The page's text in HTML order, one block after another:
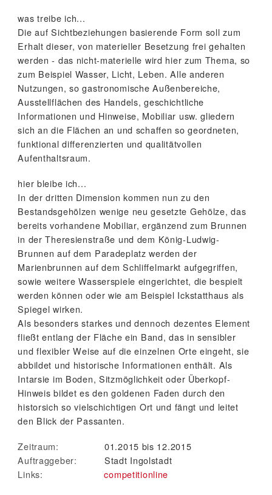
was treibe ich...
Die auf Sichtbeziehungen basierende Form soll zum
Erhalt dieser, von materieller Besetzung frei gehalten
werden - das nicht-materielle wird hier zum Thema, so
zum Beispiel Wasser, Licht, Leben. Alle anderen
Nutzungen, so gastronomische Außenbereiche,
Ausstellflächen des Handels, geschichtliche
Informationen und Hinweise, Mobiliar usw. gliedern
sich an die Flächen an und schaffen so geordneten,
funktional differenzierten und qualitätvollen
Aufenthaltsraum.
hier bleibe ich...
In der dritten Dimension kommen nun zu den
Bestandsgehölzen wenige neu gesetzte Gehölze, das
bereits vorhandene Mobiliar, ergänzend zum Brunnen
in der Theresienstraße und dem König-Ludwig-
Brunnen auf dem Paradeplatz werden der
Marienbrunnen auf dem Schliffelmarkt aufgegriffen,
sowie weitere Wasserspiele eingerichtet, die bespielt
werden können oder wie am Beispiel Ickstatthaus als
Spiegel wirken.
Als besonders starkes und dennoch dezentes Element
fließt entlang der Fläche ein Band, das in sensibler
und flexibler Weise auf die einzelnen Orte eingeht, sie
abbildet und historische Informationen enthält. Als
Intarsie im Boden, Sitzmöglichkeit oder Überkopf-
Hinweis bildet es den goldenen Faden durch den
historsich so vielschichtigen Ort und fängt und leitet
den Blick der Passanten.
Zeitraum:
01.2015 bis 12.2015
Auftraggeber:
Stadt Ingolstadt
Links:
competitionline